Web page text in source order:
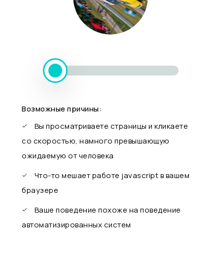
Возможные причины:
Вы просматриваете страницы и кликаете
со скоростью, намного превышающую
ожидаемую от человека
Что-то мешает работе javascript в вашем
браузере
Ваше поведение похоже на поведение
автоматизированных систем